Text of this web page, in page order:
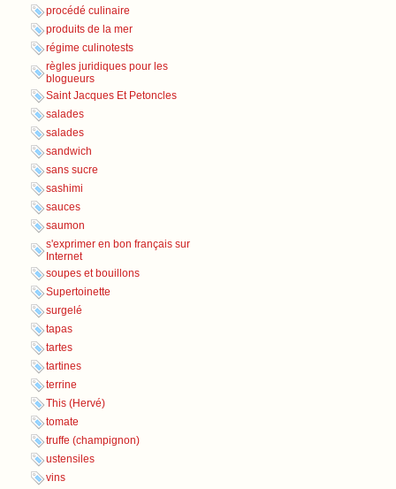
procédé culinaire
produits de la mer
régime culinotests
règles juridiques pour les
blogueurs
Saint Jacques Et Petoncles
salades
salades
sandwich
sans sucre
sashimi
sauces
saumon
s'exprimer en bon français sur
Internet
soupes et bouillons
Supertoinette
surgelé
tapas
tartes
tartines
terrine
This (Hervé)
tomate
truffe (champignon)
ustensiles
vins